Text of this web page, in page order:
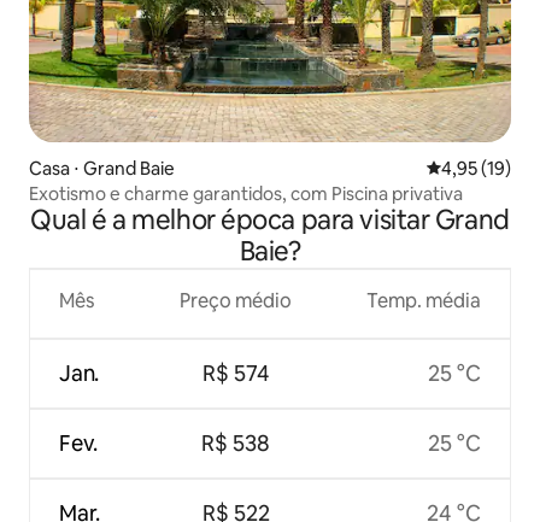
Casa ⋅ Grand Baie 4,95 de uma
4,95 (19)
Exotismo e charme garantidos, com Piscina privativa
Qual é a melhor época para visitar Grand
Baie?
Mês
Jan.
Fev.
Mar.
Preço médio
R$ 574
R$ 538
R$ 522
Temp. média
25 °C
25 °C
24 °C